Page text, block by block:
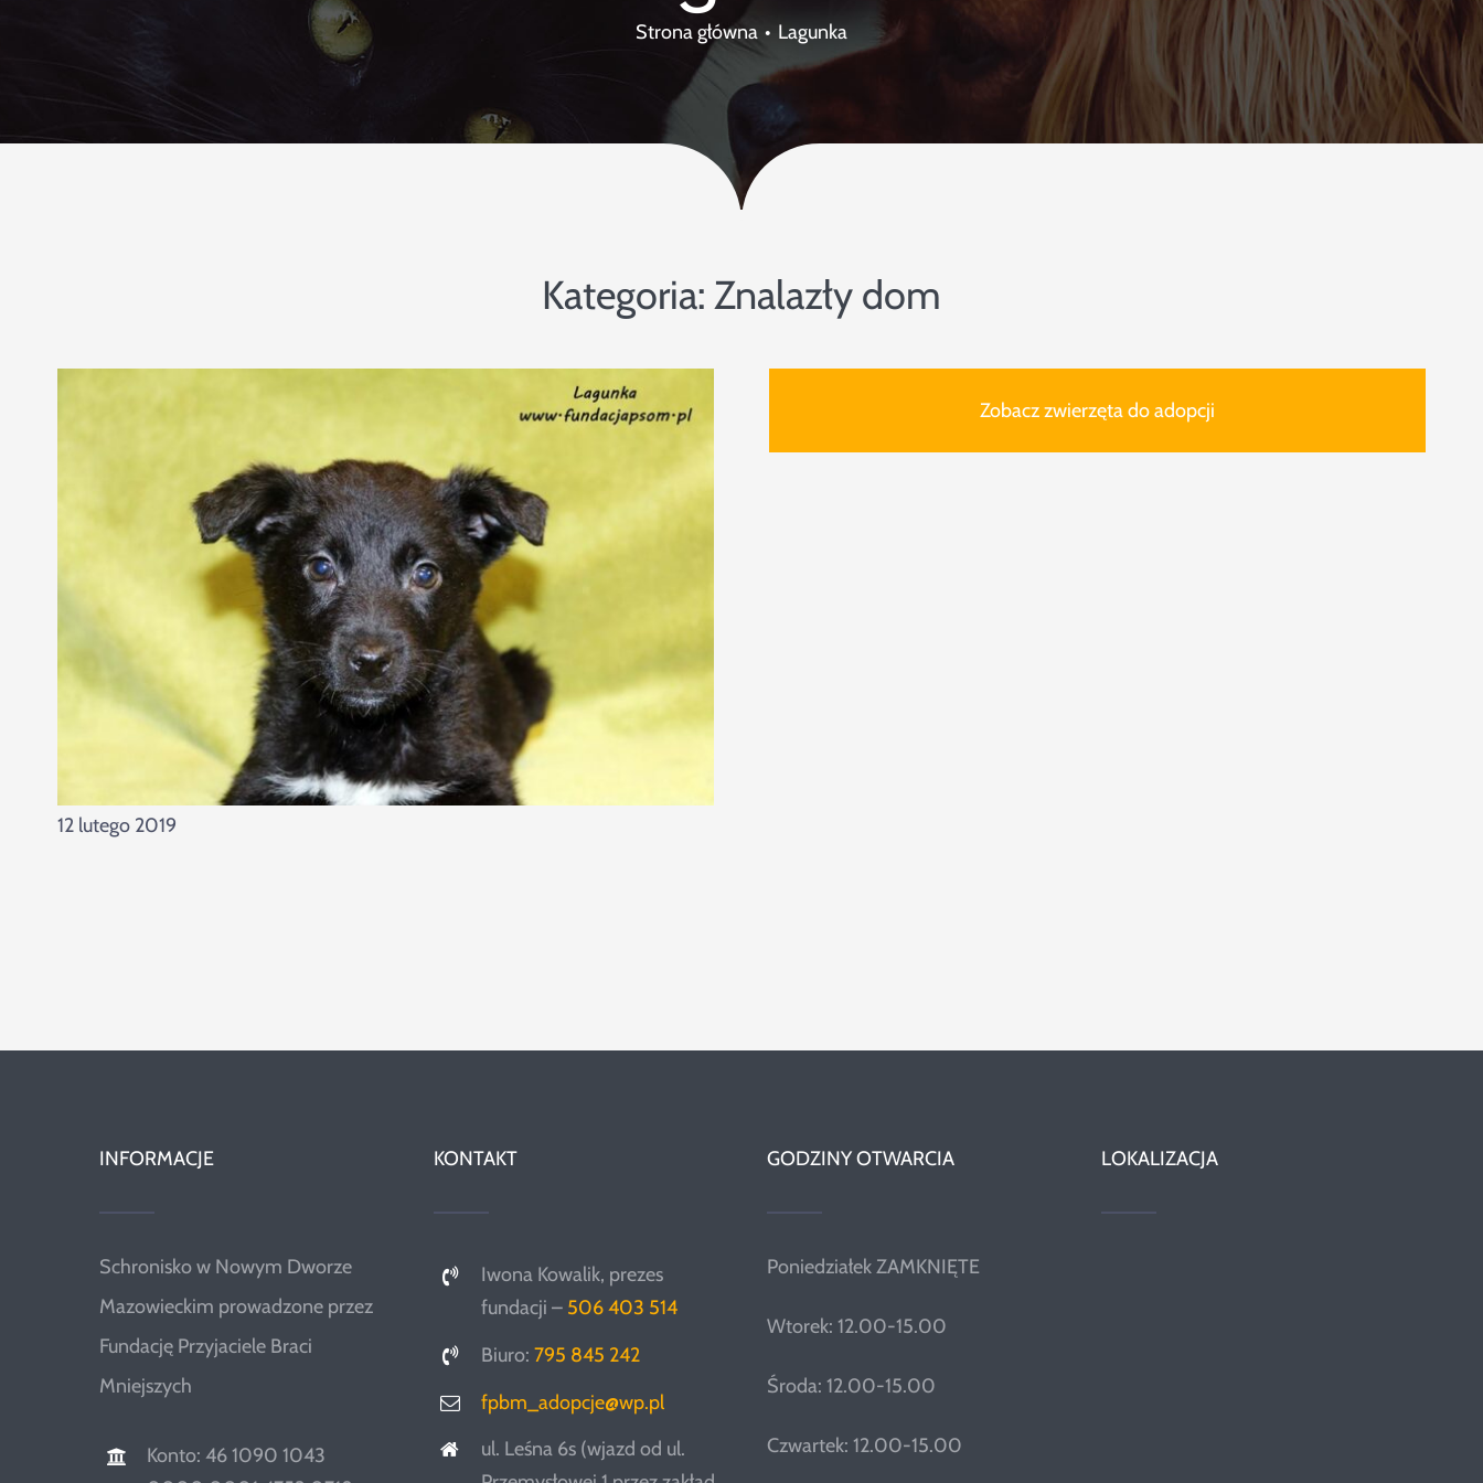
Strona główna Lagunka
Kategoria: Znalazły dom
12 lutego 2019
Zobacz zwierzęta do adopcji
INFORMACJE
Schronisko w Nowym Dworze
Mazowieckim prowadzone przez
Fundację Przyjaciele Braci
Mniejszych
Konto: 46 1090 1043
KONTAKT
Iwona Kowalik, prezes
fundacji – 506 403 514
Biuro: 795 845 242
fpbm_adopcje@wp.pl
ul. Leśna 6s (wjazd od ul.
GODZINY OTWARCIA
Poniedziałek ZAMKNIĘTE
Wtorek: 12.00-15.00
Środa: 12.00-15.00
Czwartek: 12.00-15.00
LOKALIZACJA